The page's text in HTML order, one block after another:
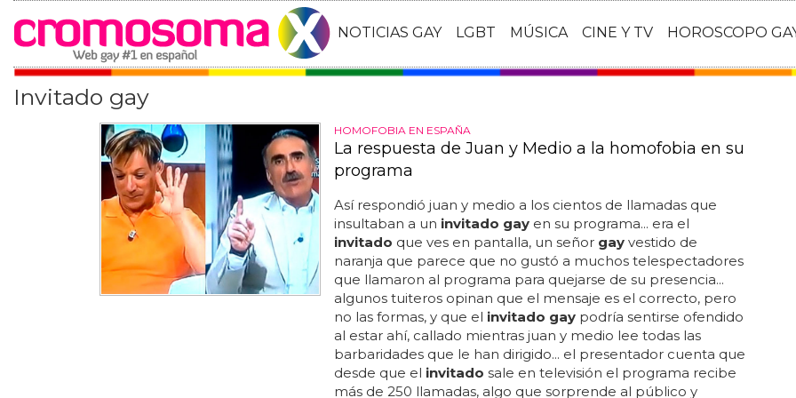
NOTICIAS GAY LGBT MÚSICA CINE Y TV HOROSCOPO
Invitado gay
HOMOFOBIA EN ESPAÑA
La respuesta de Juan y Medio a la homofobia en su
programa
Así respondió juan y medio a los cientos de llamadas que
insultaban a un invitado gayen su programa... era el
invitado que ves en pantalla, un señor gayvestido de
naranja que parece que no gustó a muchos telespectadores
que llamaron al programa para quejarse de su presencia...
algunos tuiteros opinan que el mensaje es el correcto, pero
no las formas, y que el invitado gaypodría sentirse ofendido
al estar ahí, callado mientras juan y medio lee todas las
barbaridades que le han dirigido... el presentador cuenta que
desde que el invitado sale en televisión el programa recibe
más de 250 llamadas, algo que sorprende al público y